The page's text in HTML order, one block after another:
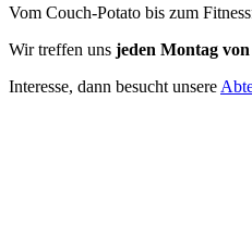
Vom Couch-Potato bis zum
Wir treffen uns jeden Montag
Interesse, dann besucht unsere